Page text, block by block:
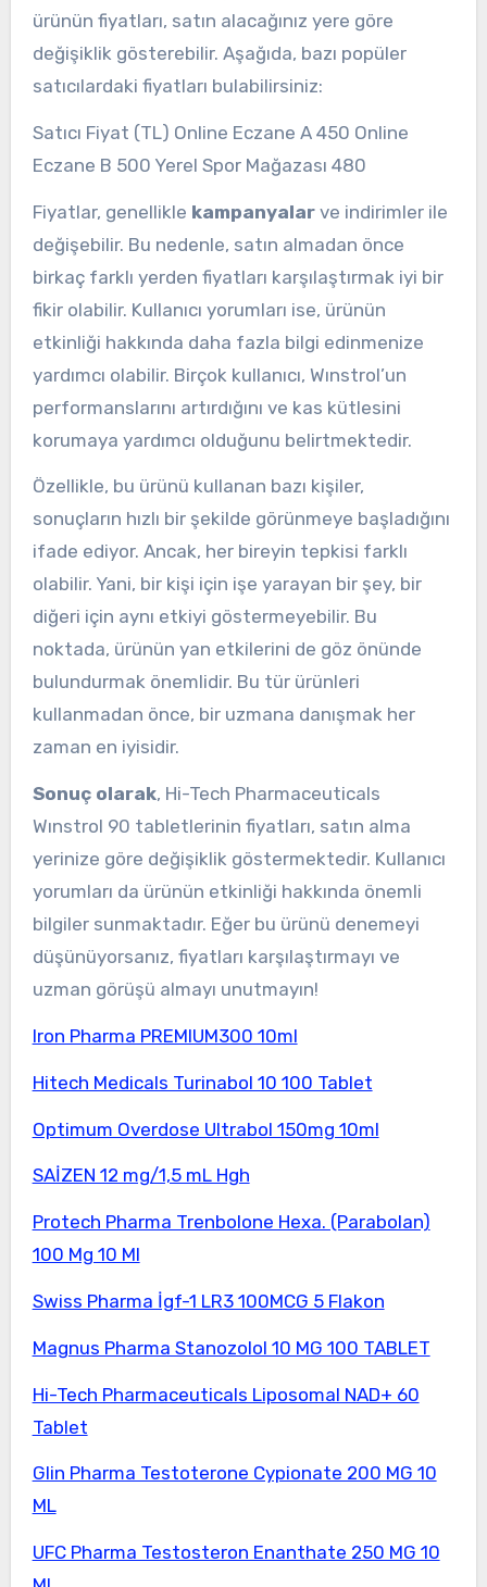
ürünün fiyatları, satın alacağınız yere göre
değişiklik gösterebilir. Aşağıda, bazı popüler
satıcılardaki fiyatları bulabilirsiniz:
Satıcı Fiyat (TL) Online Eczane A 450 Online
Eczane B 500 Yerel Spor Mağazası 480
Fiyatlar, genellikle kampanyalarve indirimler ile
değişebilir. Bu nedenle, satın almadan önce
birkaç farklı yerden fiyatları karşılaştırmak iyi bir
fikir olabilir. Kullanıcı yorumları ise, ürünün
etkinliği hakkında daha fazla bilgi edinmenize
yardımcı olabilir. Birçok kullanıcı, Wınstrol’un
performanslarını artırdığını ve kas kütlesini
korumaya yardımcı olduğunu belirtmektedir.
Özellikle, bu ürünü kullanan bazı kişiler,
sonuçların hızlı bir şekilde görünmeye başladığını
ifade ediyor. Ancak, her bireyin tepkisi farklı
olabilir. Yani, bir kişi için işe yarayan bir şey, bir
diğeri için aynı etkiyi göstermeyebilir. Bu
noktada, ürünün yan etkilerini de göz önünde
bulundurmak önemlidir. Bu tür ürünleri
kullanmadan önce, bir uzmana danışmak her
zaman en iyisidir.
Sonuç olarak, Hi-Tech Pharmaceuticals
Wınstrol 90 tabletlerinin fiyatları, satın alma
yerinize göre değişiklik göstermektedir. Kullanıcı
yorumları da ürünün etkinliği hakkında önemli
bilgiler sunmaktadır. Eğer bu ürünü denemeyi
düşünüyorsanız, fiyatları karşılaştırmayı ve
uzman görüşü almayı unutmayın!
Iron Pharma PREMIUM300 10ml
Hitech Medicals Turinabol 10 100 Tablet
Optimum Overdose Ultrabol 150mg 10ml
SAİZEN 12 mg/1,5 mL Hgh
Protech Pharma Trenbolone Hexa. (Parabolan)
100 Mg 10 Ml
Swiss Pharma İgf-1 LR3 100MCG 5 Flakon
Magnus Pharma Stanozolol 10 MG 100 TABLET
Hi-Tech Pharmaceuticals Liposomal NAD+ 60
Tablet
Glin Pharma Testoterone Cypionate 200 MG 10
ML
UFC Pharma Testosteron Enanthate 250 MG 10